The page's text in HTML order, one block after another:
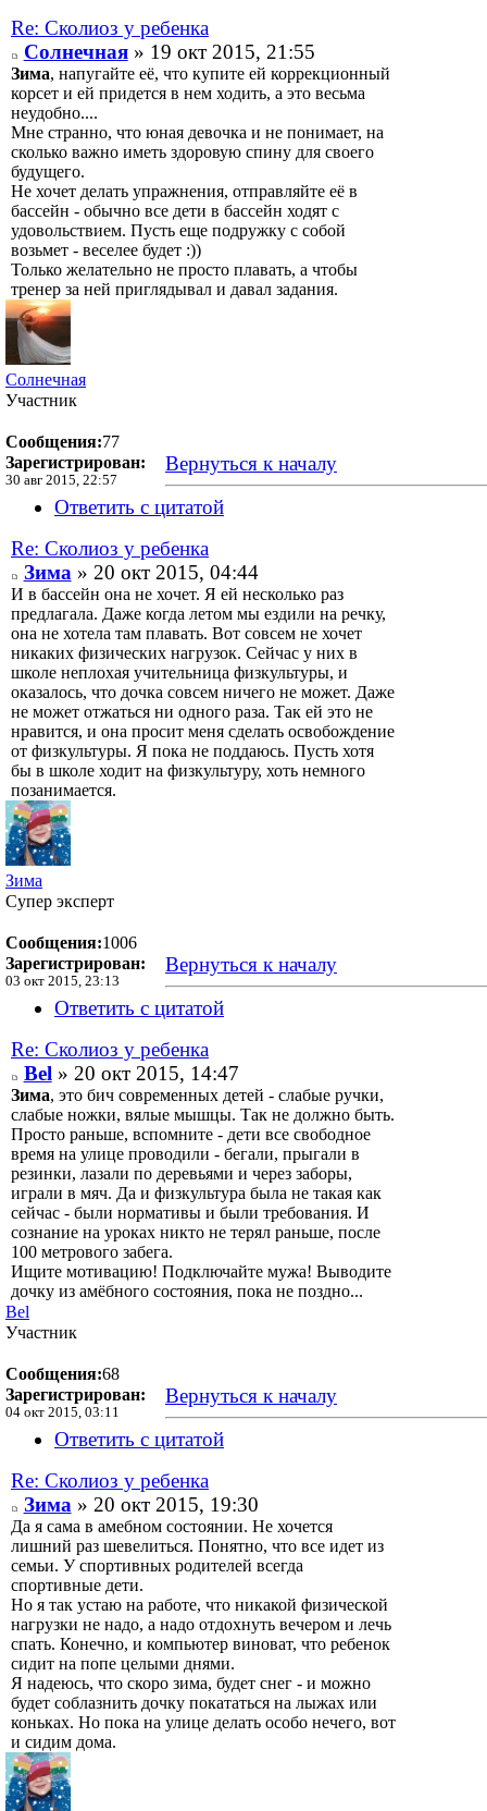
Re: Сколиоз у ребенка
Солнечная» 19 окт 2015, 21:55
Зима, напугайте её, что купите ей коррекционный
корсет и ей придется в нем ходить, а это весьма
неудобно....
Мне странно, что юная девочка и не понимает, на
сколько важно иметь здоровую спину для своего
будущего.
Не хочет делать упражнения, отправляйте её в
бассейн - обычно все дети в бассейн ходят с
удовольствием. Пусть еще подружку с собой
возьмет - веселее будет :))
Только желательно не просто плавать, а чтобы
тренер за ней приглядывал и давал задания.
Солнечная
Участник
Сообщения:77
Зарегистрирован:
30 авг 2015, 22:57
Вернуться к началу
Ответить с цитатой
Re: Сколиоз у ребенка
Зима» 20 окт 2015, 04:44
И в бассейн она не хочет. Я ей несколько раз
предлагала. Даже когда летом мы ездили на речку,
она не хотела там плавать. Вот совсем не хочет
никаких физических нагрузок. Сейчас у них в
школе неплохая учительница физкультуры, и
оказалось, что дочка совсем ничего не может. Даже
не может отжаться ни одного раза. Так ей это не
нравится, и она просит меня сделать освобождение
от физкультуры. Я пока не поддаюсь. Пусть хотя
бы в школе ходит на физкультуру, хоть немного
позанимается.
Зима
Супер эксперт
Сообщения:1006
Зарегистрирован:
03 окт 2015, 23:13
Вернуться к началу
Ответить с цитатой
Re: Сколиоз у ребенка
Bel» 20 окт 2015, 14:47
Зима, это бич современных детей - слабые ручки,
слабые ножки, вялые мышцы. Так не должно быть.
Просто раньше, вспомните - дети все свободное
время на улице проводили - бегали, прыгали в
резинки, лазали по деревьями и через заборы,
играли в мяч. Да и физкультура была не такая как
сейчас - были нормативы и были требования. И
сознание на уроках никто не терял раньше, после
100 метрового забега.
Ищите мотивацию! Подключайте мужа! Выводите
дочку из амёбного состояния, пока не поздно...
Bel
Участник
Сообщения:68
Зарегистрирован:
04 окт 2015, 03:11
Вернуться к началу
Ответить с цитатой
Re: Сколиоз у ребенка
Зима» 20 окт 2015, 19:30
Да я сама в амебном состоянии. Не хочется
лишний раз шевелиться. Понятно, что все идет из
семьи. У спортивных родителей всегда
спортивные дети.
Но я так устаю на работе, что никакой физической
нагрузки не надо, а надо отдохнуть вечером и лечь
спать. Конечно, и компьютер виноват, что ребенок
сидит на попе целыми днями.
Я надеюсь, что скоро зима, будет снег - и можно
будет соблазнить дочку покататься на лыжах или
коньках. Но пока на улице делать особо нечего, вот
и сидим дома.